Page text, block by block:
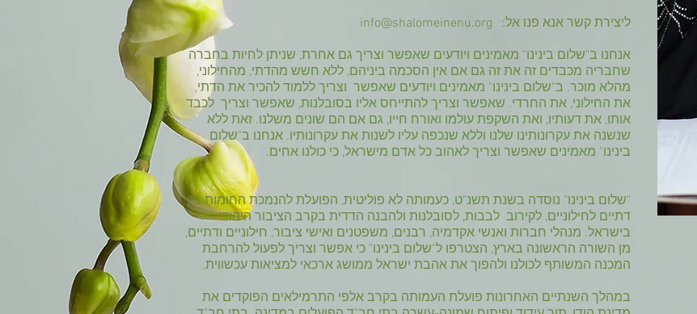
ליצירת קשר אנא פנו אל: info@shalomeinenu.org
אנחנו ב"שלום בינינו" מאמינים ויודעים שאפשר וצריך גם אחרת, שניתן לחיות בחברה
שחבריה מכבדים זה את זה גם אם אין הסכמה ביניהם, ללא חשש מהדתי, מהחילוני,
מהלא מוכר. ב"שלום בינינו" מאמינים ויודעים שאפשר וצריך ללמוד להכיר את הדתי,
את החילוני, את החרדי. שאפשר וצריך להתייחס אליו בסובלנות, שאפשר וצריך לכבד
אותו, את דעותיו, ואת השקפת עולמו ואורח חייו, גם אם הם שונים משלנו. זאת ללא
שנשנה את עקרונותינו שלנו וללא שנכפה עליו לשנות את עקרונותיו. אנחנו ב"שלום
בינינו" מאמינים שאפשר וצריך לאהוב כל אדם מישראל, כי כולנו אחים.
"שלום בינינו" נוסדה בשנת תשנ"ט, כעמותה לא פוליטית, הפועלת להנמכת החומות בין
דתיים לחילוניים, לקירוב לבבות, לסובלנות ולהבנה הדדית בקרב הציבור היהודי
בישראל. מנהלי חברות ואנשי אקדמיה, רבנים, משפטנים ואישי ציבור, חילוניים ודתיים,
מן השורה הראשונה בארץ, הצטרפו ל"שלום בינינו" כי אפשר וצריך לפעול להרחבת
המכנה המשותף לכולנו ולהפוך את אהבת ישראל ממושג ארכאי למציאות עכשווית.
במהלך השנתיים האחרונות פועלת העמותה בקרב אלפי התרמילאים הפוקדים את